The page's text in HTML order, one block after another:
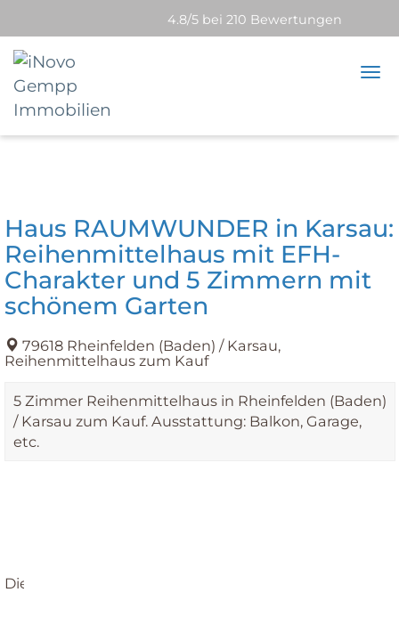
4.8/5 bei 210 Bewertungen
Haus RAUMWUNDER in Karsau:
Reihenmittelhaus mit EFH-
Charakter und 5 Zimmern mit
schönem Garten
79618 Rheinfelden (Baden) / Karsau,
Reihenmittelhaus zum Kauf
5 Zimmer Reihenmittelhaus in Rheinfelden (Baden)
/ Karsau zum Kauf. Ausstattung: Balkon, Garage,
etc.
Dieses Objekt wurde bereits erfolgreich vermittelt.